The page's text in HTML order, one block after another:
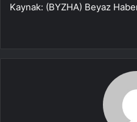
Kaynak: (BYZHA) Beyaz